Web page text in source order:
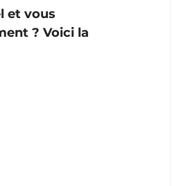
et vous
? Voici la